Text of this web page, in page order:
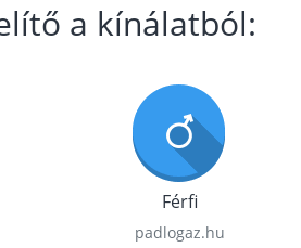
a kínálatból:
Férfi
padlogaz.hu